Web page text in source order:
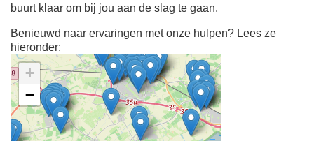
buurt klaar om bij jou aan de slag te gaan.
Benieuwd naar ervaringen met onze hulpen? Lees ze
hieronder:
Ontdek meer ervaringen
Schoonmaakster bij
jou in de buurt
+
−